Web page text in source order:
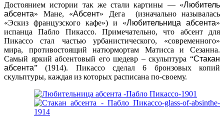
Достоянием истории так же стали картины — «Любитель
абсента» Мане, «Абсент» Дега (изначально называлась
«Эскиз французского кафе») и «Любительница абсента»
испанца Пабло Пикассо. Примечательно, что абсент для
Пикассо стал частью урбанистического, «современного»
мира, противостоящий натюрмортам Матисса и Сезанна.
Самый яркий абсентовый его шедевр – скульптура “Стакан
абсента” (1914). Пикассо сделал 6 бронзовых копий
скульптуры, каждая из которых расписана по-своему.